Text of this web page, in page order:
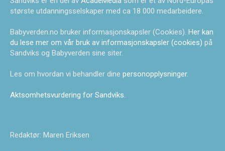
største utdanningsselskaper med ca 18 000 medarbeidere.
Babyverden.no bruker informasjonskapsler (Cookies). Her kan
du lese mer om vår bruk av informasjonskapsler (cookies) på
Sandviks og Babyverden sine siter.
Les om hvordan vi behandler dine personopplysninger.
Aktsomhetsvurdering for Sandviks.
Redaktør: Maren Eriksen